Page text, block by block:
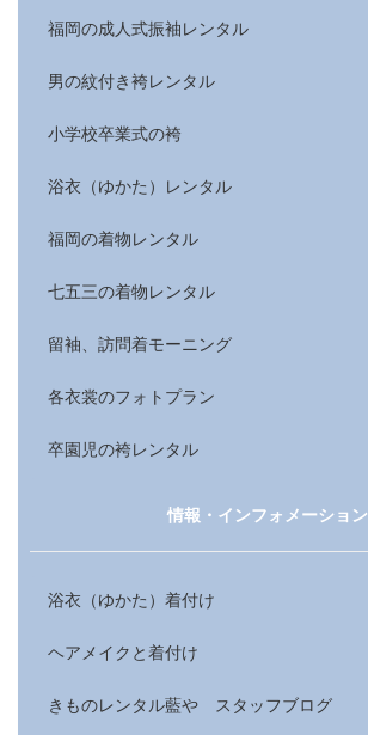
福岡の成人式振袖レンタル
男の紋付き袴レンタル
小学校卒業式の袴
浴衣（ゆかた）レンタル
福岡の着物レンタル
七五三の着物レンタル
留袖、訪問着モーニング
各衣裳のフォトプラン
卒園児の袴レンタル
情報・インフォメーション
浴衣（ゆかた）着付け
ヘアメイクと着付け
きものレンタル藍や スタッフブログ